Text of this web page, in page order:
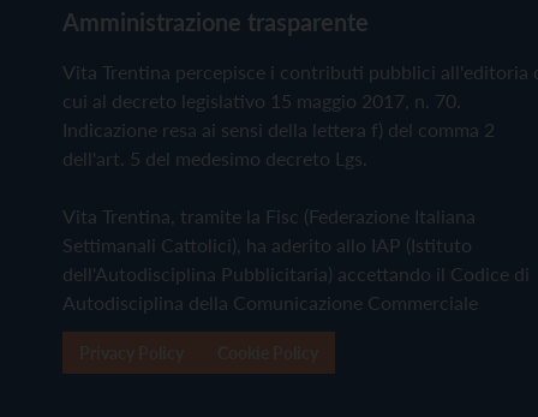
Amministrazione trasparente
Vita Trentina percepisce i contributi pubblici all'editoria
cui al decreto legislativo 15 maggio 2017, n. 70.
Indicazione resa ai sensi della lettera f) del comma 2
dell'art. 5 del medesimo decreto Lgs.
Vita Trentina, tramite la Fisc (Federazione Italiana
Settimanali Cattolici), ha aderito allo IAP (Istituto
dell'Autodisciplina Pubblicitaria) accettando il Codice di
Autodisciplina della Comunicazione Commerciale